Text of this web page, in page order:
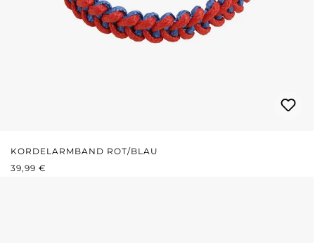
KORDELARMBAND ROT/BLAU
REGULÄRER PREIS:
39,99 €